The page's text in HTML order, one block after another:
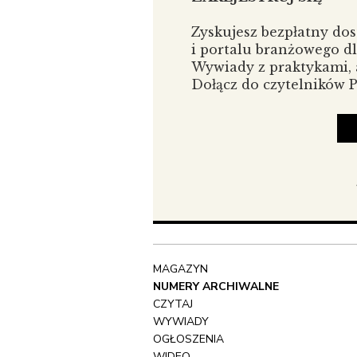
polegała
sceny
zresztą
jeszcze
Zyskujesz bezpłatny
i portalu branżowego
Wywiady z praktykami,
Dołącz do czytelników
MAGAZYN
NUMERY ARCHIWALNE
CZYTAJ
WYWIADY
OGŁOSZENIA